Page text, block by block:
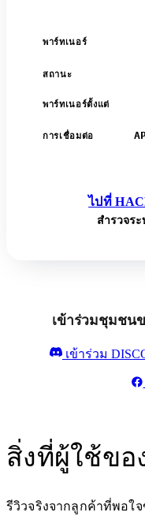
พาร์ทเนอร์
สถานะ
พาร์ทเนอร์ตั้งแต่
การเชื่อมต่อ
ไปที่
สำรวจร
เข้าร่วมชุมชน
เข้าร่วม
สิ่งที่ผู้ใช้ขอ
รีวิวจริงจากลูกค้าที่พอใจ